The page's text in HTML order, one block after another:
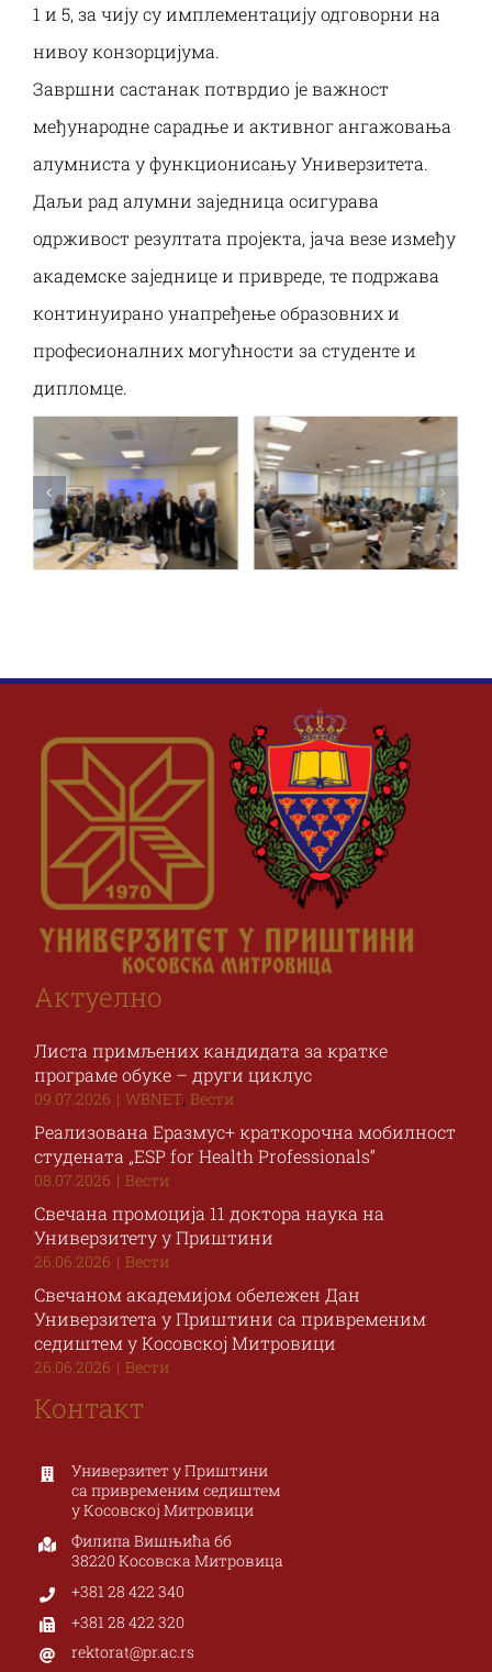
1 и 5, за чију су имплементацију одговорни на
нивоу конзорцијума.
Завршни састанак потврдио је важност
међународне сарадње и активног ангажовања
алумниста у функционисању Универзитета.
Даљи рад алумни заједница осигурава
одрживост резултата пројекта, јача везе између
академске заједнице и привреде, те подржава
континуирано унапређење образовних и
професионалних могућности за студенте и
дипломце.
Актуелно
Листа примљених кандидата за кратке
програме обуке – други циклус
09.07.2026 | WBNET,Вести
Реализована Еразмус+ краткорочна мобилност
студената „ESP for Health Professionals“
08.07.2026 | Вести
Свечана промоција 11 доктора наука на
Универзитету у Приштини
26.06.2026 | Вести
Свечаном академијом обележен Дан
Универзитета у Приштини са привременим
седиштем у Косовској Митровици
26.06.2026 | Вести
Контакт
Универзитет у Приштини
са привременим седиштем
у Косовској Митровици
Филипа Вишњића бб
38220 Косовска Митровица
+381 28 422 340
+381 28 422 320
rektorat@pr.ac.rs